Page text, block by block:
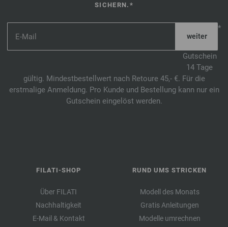
SICHERN.*
*
Gutschein
14 Tage
gültig. Mindestbestellwert nach Retoure 45,- €. Für die
erstmalige Anmeldung. Pro Kunde und Bestellung kann nur ein
Gutschein eingelöst werden.
FILATI-SHOP
Über FILATI
Nachhaltigkeit
E-Mail & Kontakt
RUND UMS STRICKEN
Modell des Monats
Gratis Anleitungen
Modelle umrechnen